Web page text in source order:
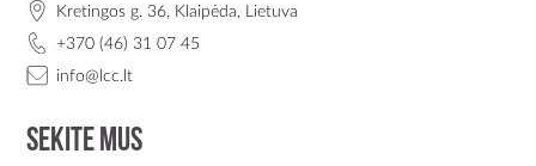
Kretingos g. 36, Klaipėda, Lietuva
+370 (46) 31 07 45
info@lcc.lt
Sekite mus